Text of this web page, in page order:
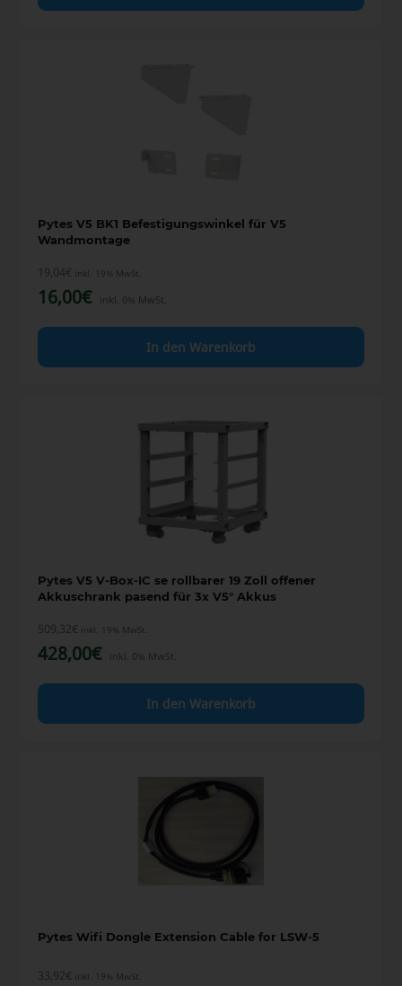
Pytes V5 BK1 Befestigungswinkel für V5
Wandmontage
19,04€ inkl. 19% MwSt.
16,00€ inkl. 0% MwSt.
In den Warenkorb
Pytes V5 V-Box-IC se rollbarer 19 Zoll offener
Akkuschrank pasend für 3x V5° Akkus
509,32€ inkl. 19% MwSt.
428,00€ inkl. 0% MwSt.
In den Warenkorb
Pytes Wifi Dongle Extension Cable for LSW-5
33,92€ inkl. 19% MwSt.